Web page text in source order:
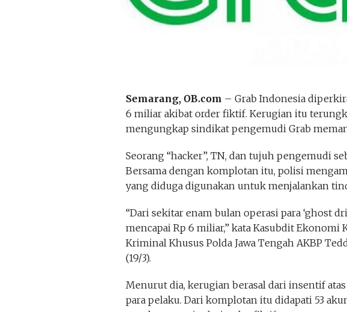
Semarang, OB.com – Grab Indonesia
6 miliar akibat order fiktif. Kerugian itu
mengungkap sindikat pengemudi Grab
Seorang “hacker”, TN, dan tujuh pengemudi
Bersama dengan komplotan itu, polisi
yang diduga digunakan untuk menjalankan
“Dari sekitar enam bulan operasi para ‘ghost
mencapai Rp 6 miliar,” kata Kasubdit Ekonomi
Kriminal Khusus Polda Jawa Tengah AKBP
(19/3).
Menurut dia, kerugian berasal dari insentif
para pelaku. Dari komplotan itu didapati 53